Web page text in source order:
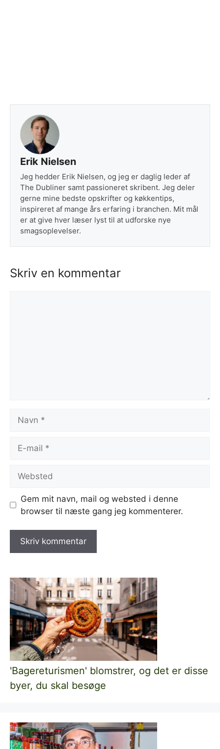
Erik Nielsen
Jeg hedder Erik Nielsen, og jeg er daglig leder af
The Dubliner samt passioneret skribent. Jeg deler
gerne mine bedste opskrifter og køkkentips,
inspireret af mange års erfaring i branchen. Mit mål
er at give hver læser lyst til at udforske nye
smagsoplevelser.
Skriv en kommentar
mail
Gem mit navn, mail og websted i denne
browser til næste gang jeg kommenterer.
'Bagereturismen' blomstrer, og det er disse
byer, du skal besøge